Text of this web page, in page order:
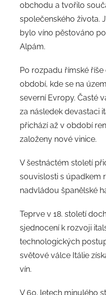
obchodu a tvořilo
společenského života.
bylo víno pěstováno
Alpám.
Po rozpadu římské
období, kde se na
severní Evropy. Časté
za následek devastaci
přichází až v období
založeny nové vinice.
V šestnáctém století
souvislosti s úpadkem
nadvládou španělské
Teprve v 18. století
sjednocení k rozvoji
technologických
světové válce Itálie
vín.
V 60. letech minulého